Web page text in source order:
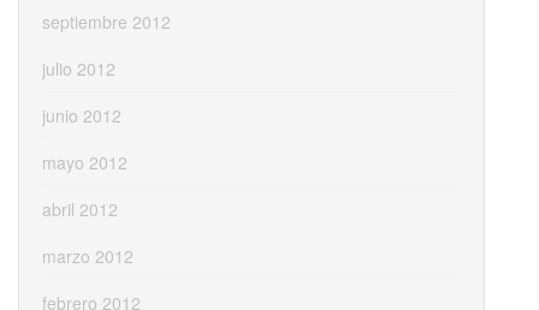
septiembre 2012
julio 2012
junio 2012
mayo 2012
abril 2012
marzo 2012
febrero 2012